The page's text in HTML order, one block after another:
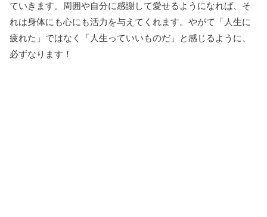
ていきます。周囲や自分に感謝して愛せるようになれば、そ
れは身体にも心にも活力を与えてくれます。やがて「人生に
疲れた」ではなく「人生っていいものだ」と感じるように、
必ずなります！